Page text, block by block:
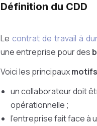
Définition du CDD
Lecontrat de travail à
une entreprise pour des
Voici les principaux
un collaborateur doit
opérationnelle ;
l'entreprise fait face à